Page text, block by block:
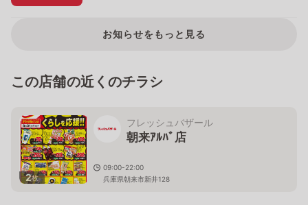
お知らせをもっと見る
この店舗の近くのチラシ
2枚
フレッシュバザール
朝来ｱﾙﾊﾞ店
09:00-22:00
兵庫県朝来市新井128